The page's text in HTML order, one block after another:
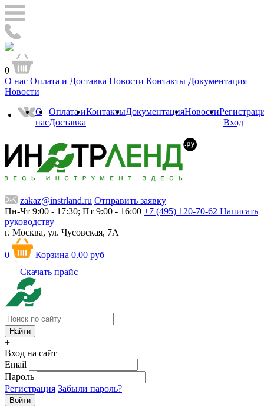
0
О нас Оплата и Доставка Новости Контакты Документация
Новости
О
нас
Оплата и
Доставка
КонтактыДокументацияНовости
| Вход
zakaz@instrland.ru Отправить заявку
Пн-Чт 9:00 - 17:30; Пт 9:00 - 16:00 +7 (495) 120-70-62 Написать
руководству
г. Москва, ул. Чусовская, 7А
0 Корзина 0.00 руб
Скачать прайс
+
Вход на сайт
Email
Пароль
Регистрация Забыли пароль?
Войти